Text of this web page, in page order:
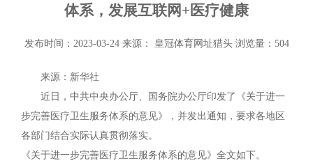
体系，发展互联网+医疗健康
发布时间：2023-03-24 来源： 皇冠体育网址猎头 浏览量：504
来源：新华社
近日，中共中央办公厅、国务院办公厅印发了《关于进一
步完善医疗卫生服务体系的意见》，并发出通知，要求各地区
各部门结合实际认真贯彻落实。
《关于进一步完善医疗卫生服务体系的意见》全文如下。